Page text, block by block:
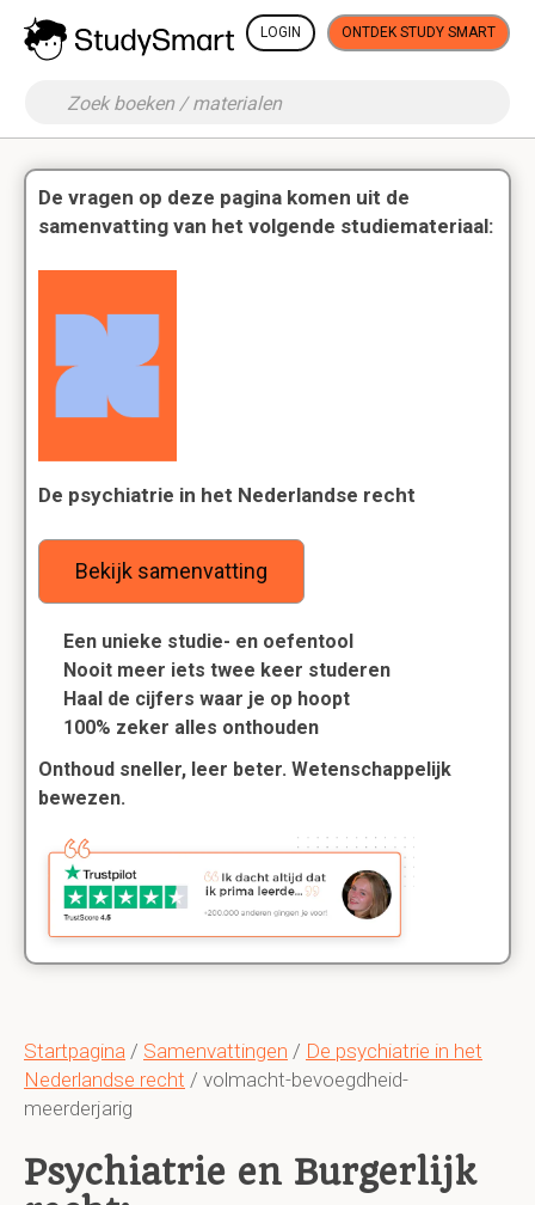
LOGIN ONTDEK STUDY SMART
Startpagina / Samenvattingen / De psychiatrie in het
Nederlandse recht / volmacht-bevoegdheid-
meerderjarig
Psychiatrie en Burgerlijk
De vragen op deze pagina komen uit de
samenvatting van het volgende studiemateriaal:
De psychiatrie in het Nederlandse recht
Bekijk samenvatting
Een unieke studie- en oefentool
Nooit meer iets twee keer studeren
Haal de cijfers waar je op hoopt
100% zeker alles onthouden
Onthoud sneller, leer beter. Wetenschappelijk
bewezen.